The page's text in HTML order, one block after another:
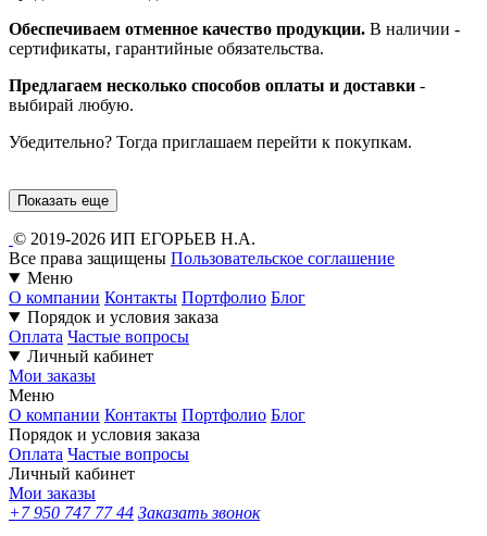
Обеспечиваем отменное качество продукции. В наличии -
сертификаты, гарантийные обязательства.
Предлагаем несколько способов оплаты и доставки -
выбирай любую.
Убедительно? Тогда приглашаем перейти к покупкам.
Показать еще
© 2019-2026 ИП ЕГОРЬЕВ Н.А.
Все права защищены Пользовательское соглашение
Меню
О компании Контакты Портфолио Блог
Порядок и условия заказа
Оплата Частые вопросы
Личный кабинет
Мои заказы
Меню
О компании Контакты Портфолио Блог
Порядок и условия заказа
Оплата Частые вопросы
Личный кабинет
Мои заказы
+7 950 747 77 44 Заказать звонок